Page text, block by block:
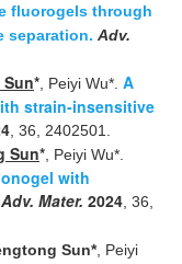
fluorogels through
separation. Adv.
*, Peiyi Wu*. A
strain-insensitive
, 36, 2402501.
Sun*, Peiyi Wu*.
with
Adv. Mater. 2024, 36,
Sun*, Peiyi